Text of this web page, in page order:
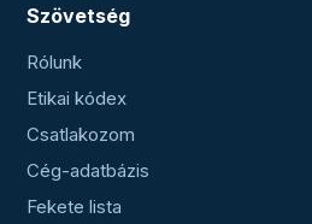
Szövetség
Rólunk
Etikai kódex
Csatlakozom
Cég-adatbázis
Fekete lista